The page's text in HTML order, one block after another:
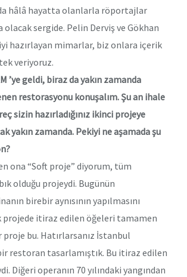
hâlâ hayatta olanlarla röportajlar
olacak sergide. Pelin Derviş ve Gökhan
hazırlayan mimarlar, biz onlara içerik
veriyoruz.
’ye geldi, biraz da yakın zamanda
restorasyonu konuşalım. Şu an ihale
sizin hazırladığınız ikinci projeye
yakın zamanda. Pekiyi ne aşamada şu
ona “Soft proje” diyorum, tüm
olduğu projeydi. Bugünün
birebir aynısının yapılmasını
projede itiraz edilen öğeleri tamamen
proje bu. Hatırlarsanız İstanbul
restoran tasarlamıştık. Bu itiraz edilen
Diğeri operanın 70 yılındaki yangından